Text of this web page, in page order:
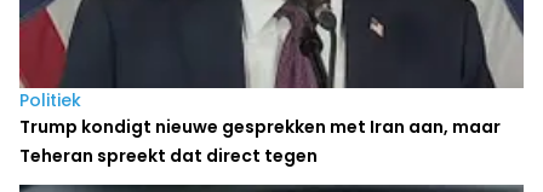
Politiek
Trump kondigt nieuwe gesprekken met Iran aan, maar
Teheran spreekt dat direct tegen